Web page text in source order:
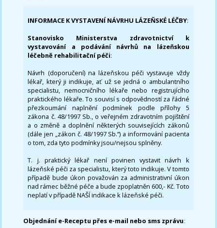
INFORMACE K VYSTAVENÍ NÁVRHU LÁZEŇSKÉ LÉČBY:
Stanovisko Ministerstva zdravotnictví k
vystavování a podávání návrhů na lázeňskou
léčebně rehabilitační péči:
Návrh (doporučení) na lázeňskou péči vystavuje vždy
lékař, který ji indikuje, ať už se jedná o ambulantního
specialistu, nemocničního lékaře nebo registrujícího
praktického lékaře. To souvisí s odpovědností za řádné
přezkoumání naplnění podmínek podle přílohy 5
zákona č. 48/1997 Sb., o veřejném zdravotním pojištění
a o změně a doplnění některých souvisejících zákonů
(dále jen „zákon č. 48/1997 Sb.“) a informování pacienta
o tom, zda tyto podmínky jsou/nejsou splněny.
T. j. praktický lékař není povinen vystavit návrh k
lázeňské péči za specialistu, který toto indikuje. V tomto
případě bude úkon považován za administrativní úkon
nad rámec běžné péče a bude zpoplatněn 600,- Kč. Toto
neplatí v případě NAŠÍ indikace k lázeňské péči.
Objednání e-Receptu přes e-mail nebo sms zprávu: